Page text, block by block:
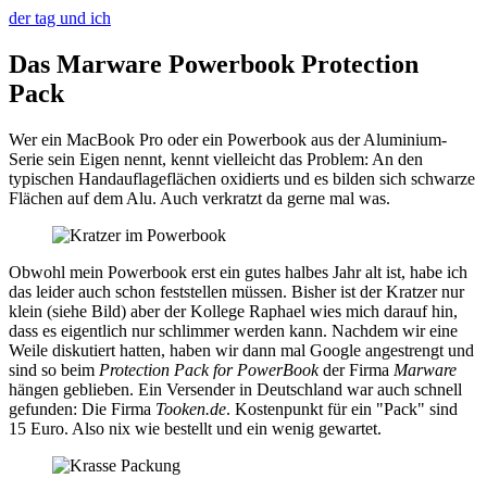
der tag und ich
Das Marware Powerbook Protection
Pack
Wer ein MacBook Pro oder ein Powerbook aus der Aluminium-
Serie sein Eigen nennt, kennt vielleicht das Problem: An den
typischen Handauflageflächen oxidierts und es bilden sich schwarze
Flächen auf dem Alu. Auch verkratzt da gerne mal was.
Obwohl mein Powerbook erst ein gutes halbes Jahr alt ist, habe ich
das leider auch schon feststellen müssen. Bisher ist der Kratzer nur
klein (siehe Bild) aber der Kollege Raphael wies mich darauf hin,
dass es eigentlich nur schlimmer werden kann. Nachdem wir eine
Weile diskutiert hatten, haben wir dann mal Google angestrengt und
sind so beim Protection Pack for PowerBookder Firma Marware
hängen geblieben. Ein Versender in Deutschland war auch schnell
gefunden: Die Firma Tooken.de. Kostenpunkt für ein "Pack" sind
15 Euro. Also nix wie bestellt und ein wenig gewartet.